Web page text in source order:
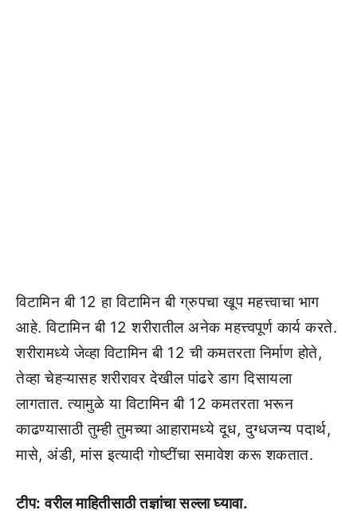
विटामिन बी 12 हा विटामिन बी ग्रुपचा खूप महत्त्वाचा भाग
आहे. विटामिन बी 12 शरीरातील अनेक महत्त्वपूर्ण कार्य करते.
शरीरामध्ये जेव्हा विटामिन बी 12 ची कमतरता निर्माण होते,
तेव्हा चेहऱ्यासह शरीरावर देखील पांढरे डाग दिसायला
लागतात. त्यामुळे या विटामिन बी 12 कमतरता भरून
काढण्यासाठी तुम्ही तुमच्या आहारामध्ये दूध, दुग्धजन्य पदार्थ,
मासे, अंडी, मांस इत्यादी गोष्टींचा समावेश करू शकतात.
टीप: वरील माहितीसाठी तज्ञांचा सल्ला घ्यावा.